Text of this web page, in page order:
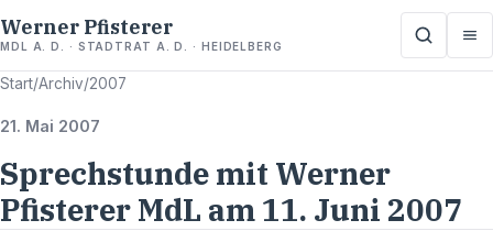
Werner Pfisterer
MDL A. D. · STADTRAT A. D. · HEIDELBERG
Start/Archiv/2007
21. Mai 2007
Sprechstunde mit Werner
Pfisterer MdL am 11. Juni 2007